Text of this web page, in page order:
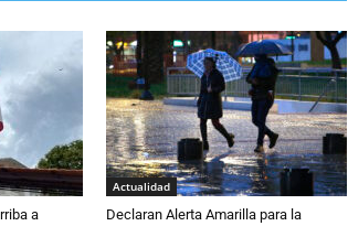
a
Actualidad
Declaran Alerta Amarilla para la